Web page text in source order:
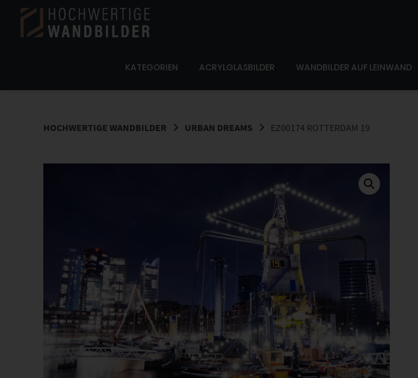
Springe
Inhalt
KATEGORIEN ACRYLGLASBILDER WANDBILDER AUF LEINWAND
HOCHWERTIGE WANDBILDER URBAN DREAMS EZ00174 ROTTERDAM 19